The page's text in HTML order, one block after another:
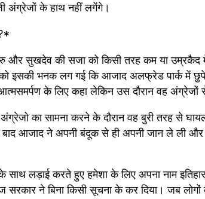
अंग्रेजों के हाथ नहीं लगेंगे।
और सुखदेव की सजा को किसी तरह कम या उम्रकैद
इसकी भनक लग गई कि आजाद अलफ्रेड पार्क में छुपे
के लिए कहा लेकिन उस दौरान वह
का सामना करने के दौरान वह बुरी तरह से
बाद आजाद ने अपनी बंदूक से ही अपनी जान ले ली
साथ लड़ाई करते हुए हमेशा के लिए अपना नाम
ने बिना किसी सूचना के कर दिया। जब लोगों